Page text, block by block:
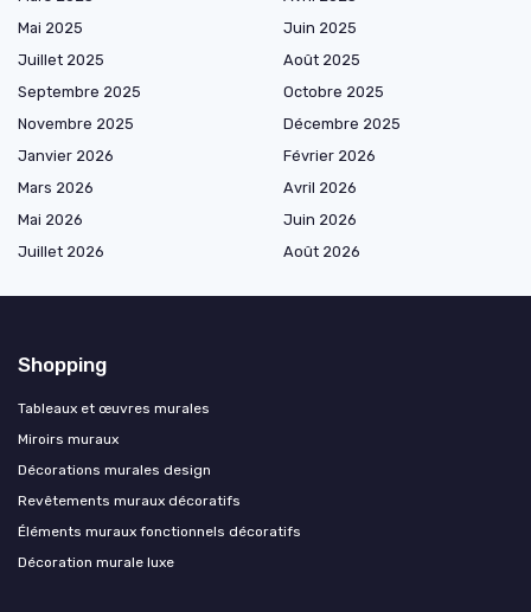
Mai 2025
Juin 2025
Juillet 2025
Août 2025
Septembre 2025
Octobre 2025
Novembre 2025
Décembre 2025
Janvier 2026
Février 2026
Mars 2026
Avril 2026
Mai 2026
Juin 2026
Juillet 2026
Août 2026
Shopping
Tableaux et œuvres murales
Miroirs muraux
Décorations murales design
Revêtements muraux décoratifs
Éléments muraux fonctionnels décoratifs
Décoration murale luxe